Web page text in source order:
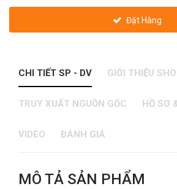
Đặt Hàng
CHI TIẾT SP - DV GIỚI THIỆU
TRUY XUẤT NGUỒN GỐC HỒ SƠ
VIDEO ĐÁNH GIÁ
MÔ TẢ SẢN PHẨM